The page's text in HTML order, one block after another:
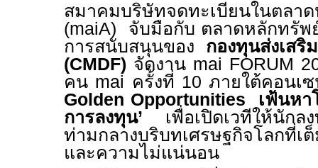
สมาคมบริษัทจดทะเบียนในตลา
(maiA) จับมือกับ ตลาดหลักทรัพ
การสนับสนุนของ กองทุนส่งเสริม
(CMDF) จัดงาน mai FORUM
คน mai ครั้งที่ 10ภายใต้คอนเ
Golden Opportunities เฟ้นหา
การลงทุน’
เพื่อเปิดเวทีให้นัก
ท่ามกลางบริบทเศรษฐกิจโลกที่เ
และความไม่แน่นอน